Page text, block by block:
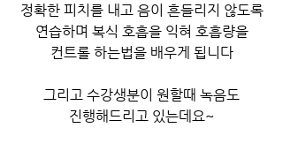
정확한 피치를 내고 음이 흔들리지 않도록
연습하며 복식 호흡을 익혀 호흡량을
컨트롤 하는법을 배우게 됩니다
그리고 수강생분이 원할때 녹음도
진행해드리고 있는데요~